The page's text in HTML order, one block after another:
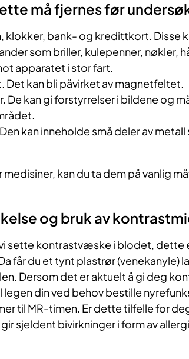
må fjernes før
klokker, bank- og kredittkort. Disse
som briller, kulepenner, nøkler,
apparatet i stor fart.
Det kan bli påvirket av magnetfeltet.
De kan gi forstyrrelser i bildene og
kan inneholde små deler av
kan du ta dem på vanlig
og bruk av
sette kontrastvæske i blodet, dette
får du et tynt plastrør (venekanyle)
Dersom det er aktuelt å gi deg
legen din ved behov bestille
til MR-timen. Er dette tilfelle for
sjeldent bivirkninger i form av